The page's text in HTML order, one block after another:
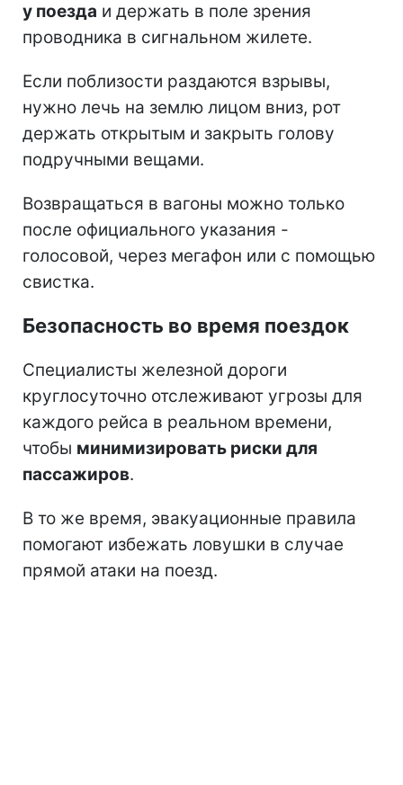
у поезда и держать в поле зрения
проводника в сигнальном жилете.
Если поблизости раздаются взрывы,
нужно лечь на землю лицом вниз, рот
держать открытым и закрыть голову
подручными вещами.
Возвращаться в вагоны можно только
после официального указания -
голосовой, через мегафон или с помощью
свистка.
Безопасность во время поездок
Специалисты железной дороги
круглосуточно отслеживают угрозы для
каждого рейса в реальном времени,
чтобы минимизировать риски для
пассажиров.
В то же время, эвакуационные правила
помогают избежать ловушки в случае
прямой атаки на поезд.